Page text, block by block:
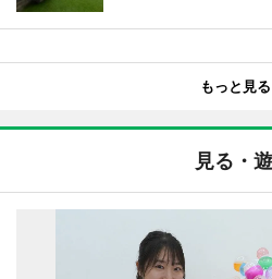
もっと見る
見る・